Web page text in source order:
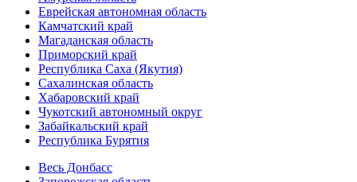
Еврейская автономная область
Камчатский край
Магаданская область
Приморский край
Республика Саха (Якутия)
Сахалинская область
Хабаровский край
Чукотский автономный округ
Забайкальский край
Республика Бурятия
Весь Донбасс